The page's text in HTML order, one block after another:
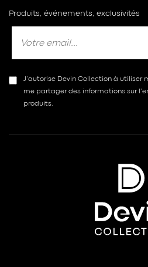
Produits, événements, exclusivités
J’autorise Devin Collection à utiliser
me partager des informations sur
produits.